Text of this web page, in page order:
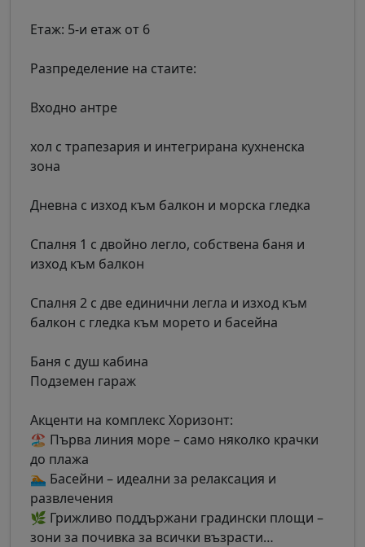
Етаж: 5-и етаж от 6
Разпределение на стаите:
Входно антре
хол с трапезария и интегрирана кухненска
зона
Дневна с изход към балкон и морска гледка
Спалня 1 с двойно легло, собствена баня и
изход към балкон
Спалня 2 с две единични легла и изход към
балкон с гледка към морето и басейна
Баня с душ кабина
Подземен гараж
Акценти на комплекс Хоризонт:
🏖 Първа линия море – само няколко крачки
до плажа
🏊 Басейни – идеални за релаксация и
развлечения
🌿 Грижливо поддържани градински площи –
зони за почивка за всички възрасти…